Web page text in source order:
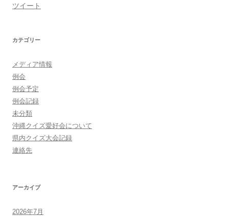
ツイート
カテゴリー
メディア情報
例会
例会予定
例会記録
未分類
沖縄クイズ愛好会について
県内クイズ大会記録
連絡先
アーカイブ
2026年7月